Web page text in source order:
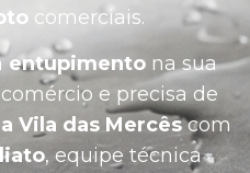
comerciais.
entupimento na sua
e precisa de
Vila das Mercêscom
, equipe técnica